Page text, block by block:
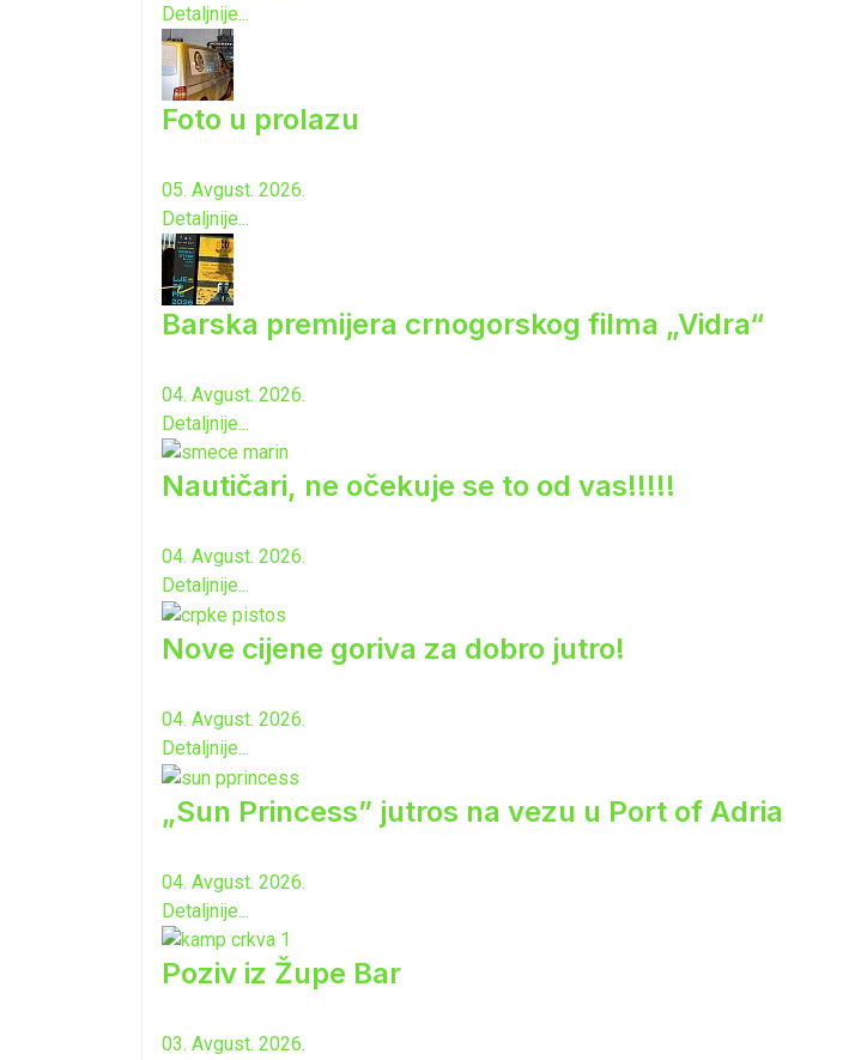
Detaljnije...
Foto u prolazu
05. Avgust. 2026.
Detaljnije...
Barska premijera crnogorskog filma „Vidra“
04. Avgust. 2026.
Detaljnije...
Nautičari, ne očekuje se to od vas!!!!!
04. Avgust. 2026.
Detaljnije...
Nove cijene goriva za dobro jutro!
04. Avgust. 2026.
Detaljnije...
„Sun Princess” jutros na vezu u Port of Adria
04. Avgust. 2026.
Detaljnije...
Poziv iz Župe Bar
03. Avgust. 2026.